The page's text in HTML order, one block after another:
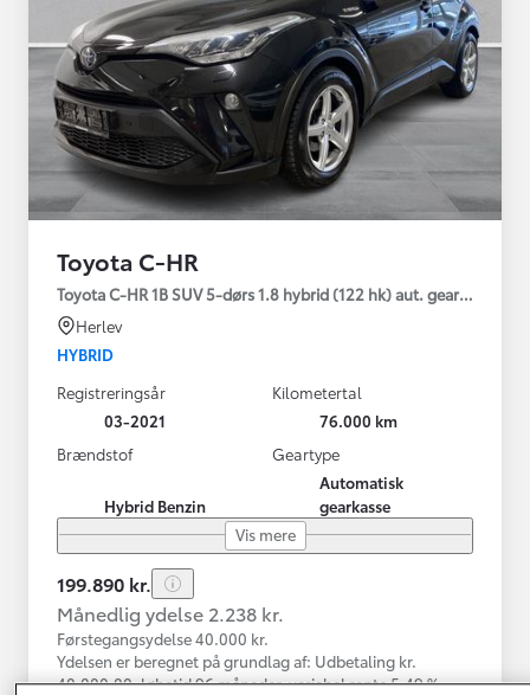
Toyota C-HR
Toyota C-HR 1B SUV 5-dørs 1.8 hybrid (122 hk) aut. gear C-LUB -
Herlev
HYBRID
Registreringsår
03-2021
Kilometertal
76.000 km
Brændstof
Hybrid Benzin
Geartype
Automatisk
gearkasse
Vis mere
199.890 kr.
Månedlig ydelse 2.238 kr.
Førstegangsydelse 40.000 kr.
Ydelsen er beregnet på grundlag af: Udbetaling kr.
40.000,00, løbetid 96 måneder, variabel rente 5,49 %,